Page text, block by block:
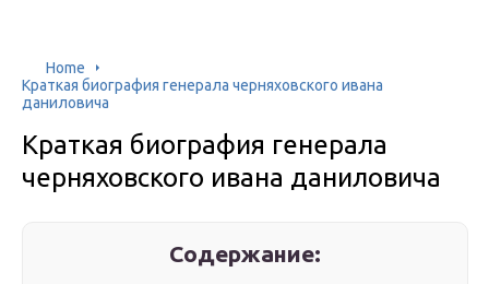
Home
Краткая биография генерала черняховского ивана
даниловича
Краткая биография генерала
черняховского ивана даниловича
Содержание: